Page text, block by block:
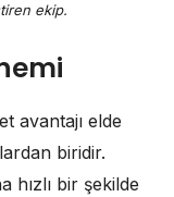
ekip.
avantajı elde
biridir.
hızlı bir şekilde